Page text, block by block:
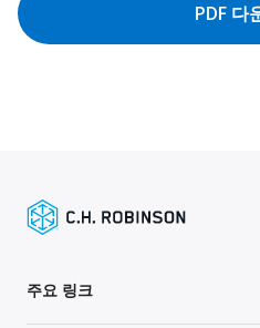
PDF 다
주요 링크